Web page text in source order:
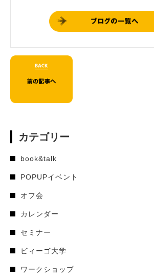
カテゴリー
book&talk
POPUPイベント
オフ会
カレンダー
セミナー
ビィーゴ大学
ワークショップ